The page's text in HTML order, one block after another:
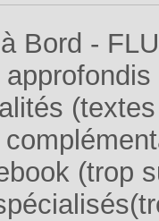
Bord -
(trop